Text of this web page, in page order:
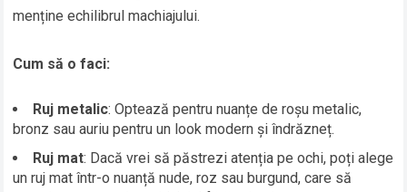
menține echilibrul machiajului.
Cum să o faci:
Ruj metalic: Optează pentru nuanțe de roșu metalic,
bronz sau auriu pentru un look modern și îndrăzneț.
Ruj mat: Dacă vrei să păstrezi atenția pe ochi, poți alege
un ruj mat într-o nuanță nude, roz sau burgund, care să